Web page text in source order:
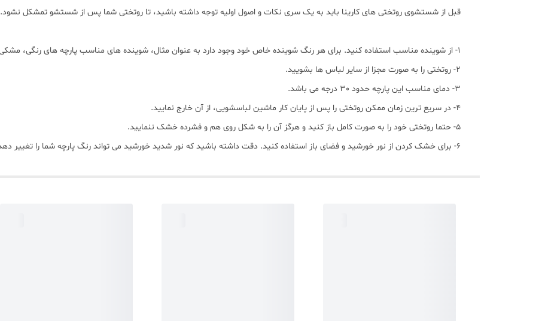
قبل از شستشوی روتختی های کارینا باید به یک سری نکات و اصول اولیه توجه داشته باشید، تا روتختی شما پس از شستشو تمشکل نشود.
1- از شوینده مناسب استفاده کنید. برای هر رنگ شوینده خاص خود وجود دارد به عنوان مثال، شوینده های مناسب پارچه های رنگی، مشکی و سفید در بازار موجود هستند.
2- روتختی را به صورت مجزا از سایر لباس ها بشویید.
3- دمای مناسب این پارچه حدود 30 درجه می باشد.
4- در سریع ترین زمان ممکن روتختی را پس از پایان کار ماشین لباسشویی، از آن خارج نمایید.
5- حتما روتختی خود را به صورت کامل باز کنید و هرگز آن را به شکل روی هم و فشرده خشک ننمایید.
6- برای خشک کردن از نور خورشید و فضای باز استفاده کنید. دقت داشته باشید که نور شدید خورشید می تواند رنگ پارچه شما را تغییر دهد.